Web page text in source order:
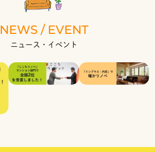
NEWS / EVENT
ニュース・イベント